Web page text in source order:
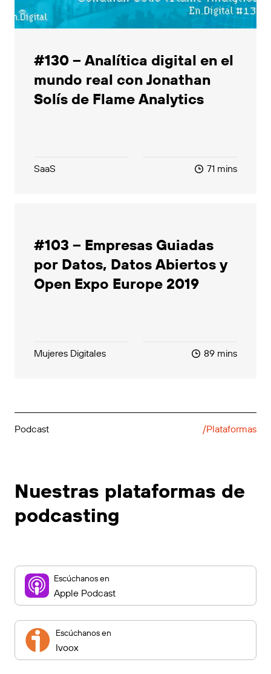
#130 – Analítica digital en el
mundo real con Jonathan
Solís de Flame Analytics
SaaS 71 mins
#103 – Empresas Guiadas
por Datos, Datos Abiertos y
Open Expo Europe 2019
Mujeres Digitales 89 mins
Podcast /Plataformas
Nuestras plataformas de
podcasting
Escúchanos en
Apple Podcast
Escúchanos en
Ivoox